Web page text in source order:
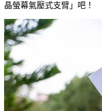
晶螢幕氣壓式支臂」吧！